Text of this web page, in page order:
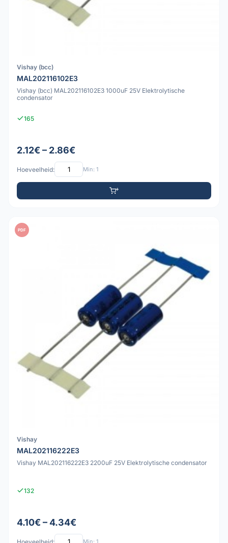
Vishay (bcc)
MAL202116102E3
Vishay (bcc) MAL202116102E3 1000uF 25V Elektrolytische
condensator
165
2.12€ – 2.86€
Hoeveelheid: Min: 1
PDF
Vishay
MAL202116222E3
Vishay MAL202116222E3 2200uF 25V Elektrolytische condensator
132
4.10€ – 4.34€
Min: 1